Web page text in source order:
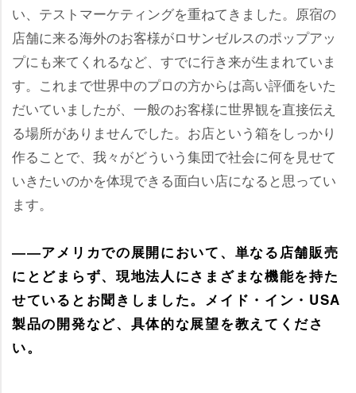
い、テストマーケティングを重ねてきました。原宿の
店舗に来る海外のお客様がロサンゼルスのポップアッ
プにも来てくれるなど、すでに行き来が生まれていま
す。これまで世界中のプロの方からは高い評価をいた
だいていましたが、一般のお客様に世界観を直接伝え
る場所がありませんでした。お店という箱をしっかり
作ることで、我々がどういう集団で社会に何を見せて
いきたいのかを体現できる面白い店になると思ってい
ます。
――アメリカでの展開において、単なる店舗販売
にとどまらず、現地法人にさまざまな機能を持た
せているとお聞きしました。メイド・イン・USA
製品の開発など、具体的な展望を教えてくださ
い。